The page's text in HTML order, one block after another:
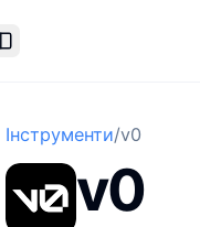
Toggle Sidebar
Інструменти/v0
v0